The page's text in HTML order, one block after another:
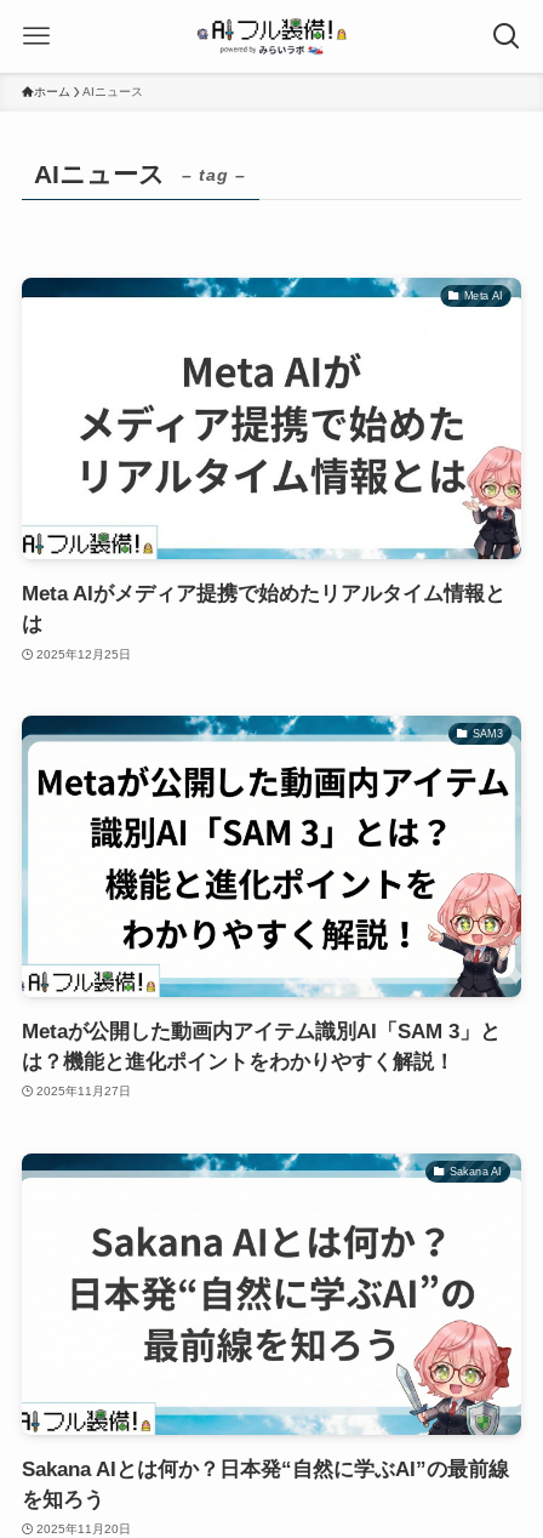
ホーム AIニュース
AIニュース – tag –
Meta AI
Meta AIがメディア提携で始めたリアルタイム情報と
は
2025年12月25日
SAM3
Metaが公開した動画内アイテム識別AI「SAM 3」と
は？機能と進化ポイントをわかりやすく解説！
2025年11月27日
Sakana AI
Sakana AIとは何か？日本発“自然に学ぶAI”の最前線
を知ろう
2025年11月20日